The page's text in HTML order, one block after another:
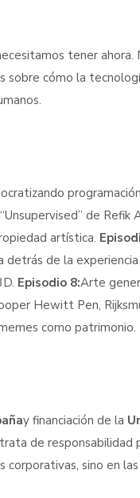
tener
sobre cómo la
“Unsupervised” de Refik
artística.
detrás de la
Episodio 8:Arte
Hewitt Pen,
como patrimonio.
y financiación de la
de responsabilidad
corporativas, sino en